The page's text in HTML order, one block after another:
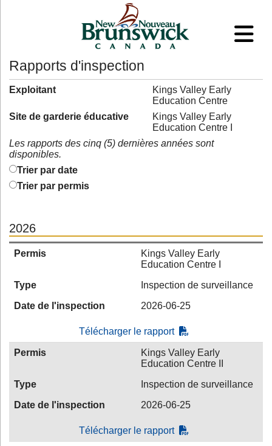
Rapports d'inspection
Exploitant
Kings Valley Early
Education Centre
Site de garderie éducative
Kings Valley Early
Education Centre I
Les rapports des cinq (5) dernières années sont
disponibles.
Trier par date
Trier par permis
2026
Permis
Kings Valley Early
Education Centre I
Type
Inspection de surveillance
Date de l'inspection
2026-06-25
Télécharger le rapport
Permis
Kings Valley Early
Education Centre II
Type
Inspection de surveillance
Date de l'inspection
2026-06-25
Télécharger le rapport